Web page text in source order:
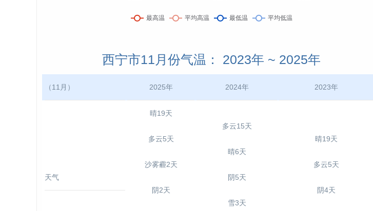
西宁市11月份气温： 2023年 ~ 2025年
（11月） 2025年 2024年 2023年
天气
晴19天
多云5天
沙雾霾2天
阴2天
多云15天
晴6天
阴5天
雪3天
晴19天
多云5天
阴4天